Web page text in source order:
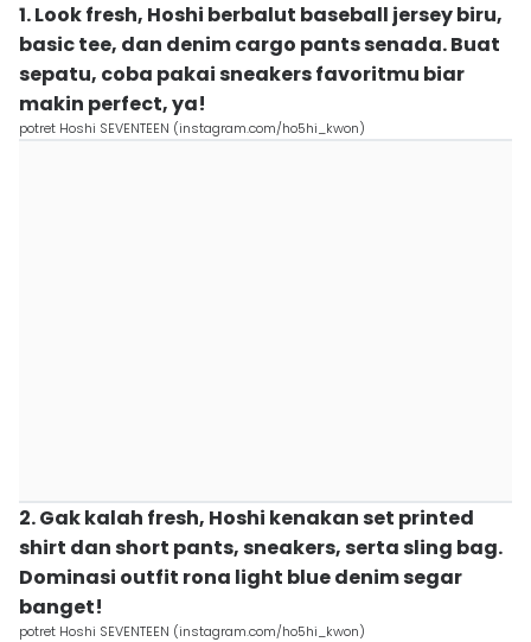
1. Look fresh, Hoshi berbalut baseball jersey biru,
basic tee, dan denim cargo pants senada. Buat
sepatu, coba pakai sneakers favoritmu biar
makin perfect, ya!
potret Hoshi SEVENTEEN (instagram.com/ho5hi_kwon)
2. Gak kalah fresh, Hoshi kenakan set printed
shirt dan short pants, sneakers, serta sling bag.
Dominasi outfit rona light blue denim segar
banget!
potret Hoshi SEVENTEEN (instagram.com/ho5hi_kwon)